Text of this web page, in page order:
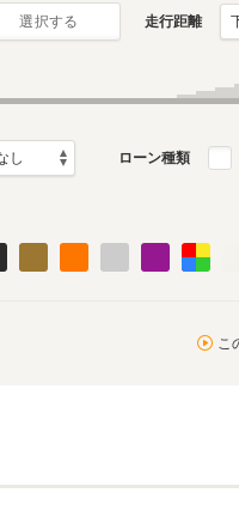
選択する 走行距離
ローン種類
こ